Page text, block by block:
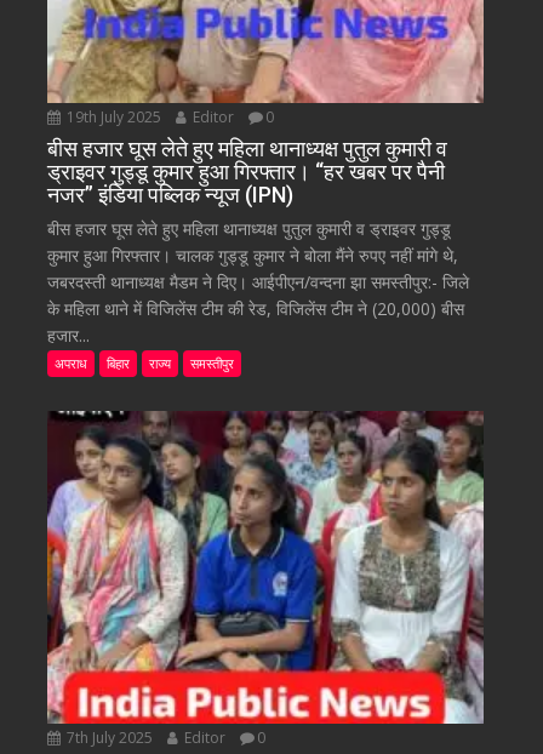
19th July 2025 Editor 0
बीस हजार घूस लेते हुए महिला थानाध्यक्ष पुतुल कुमारी व
ड्राइवर गुड्डू कुमार हुआ गिरफ्तार। “हर खबर पर पैनी
नजर” इंडिया पब्लिक न्यूज (IPN)
बीस हजार घूस लेते हुए महिला थानाध्यक्ष पुतुल कुमारी व ड्राइवर गुड्डू
कुमार हुआ गिरफ्तार। चालक गुड्डू कुमार ने बोला मैंने रुपए नहीं मांगे थे,
जबरदस्ती थानाध्यक्ष मैडम ने दिए। आईपीएन/वन्दना झा समस्तीपुर:- जिले
के महिला थाने में विजिलेंस टीम की रेड, विजिलेंस टीम ने (20,000) बीस
हजार...
अपराध बिहार राज्य समस्तीपुर
7th July 2025 Editor 0